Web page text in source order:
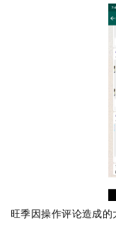
旺季因操作评论造成